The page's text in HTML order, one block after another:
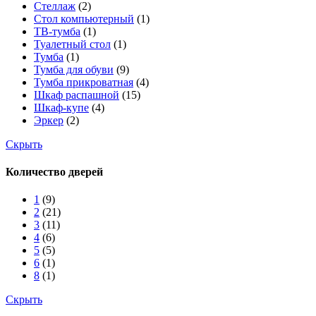
Стеллаж (2)
Стол компьютерный (1)
ТВ-тумба (1)
Туалетный стол (1)
Тумба (1)
Тумба для обуви (9)
Тумба прикроватная (4)
Шкаф распашной (15)
Шкаф-купе (4)
Эркер (2)
Скрыть
Количество дверей
1 (9)
2 (21)
3 (11)
4 (6)
5 (5)
6 (1)
8 (1)
Скрыть